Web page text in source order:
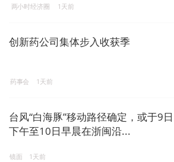
两小时经济圈 1天前
创新药公司集体步入收获季
药事会 1天前
台风“白海豚”移动路径确定，或于9日
下午至10日早晨在浙闽沿...
镜面 1天前